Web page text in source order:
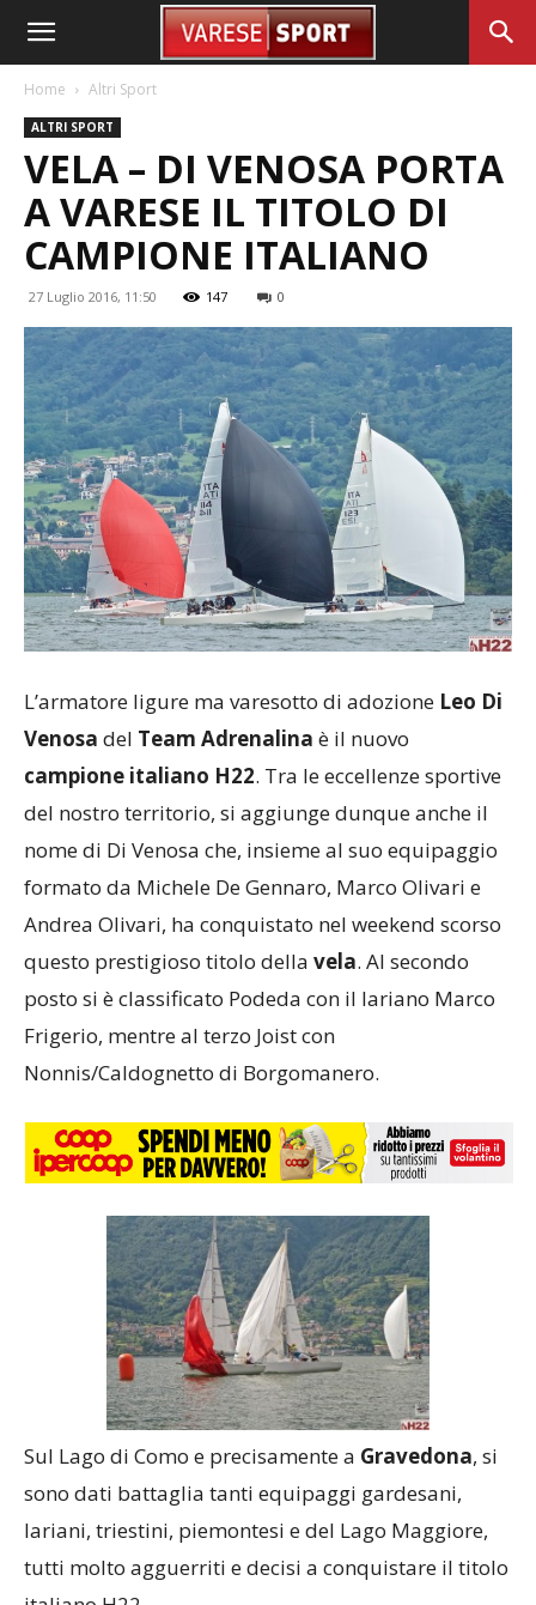
Home Altri Sport
ALTRI SPORT
VELA – DI VENOSA PORTA
A VARESE IL TITOLO DI
CAMPIONE ITALIANO
27 Luglio 2016, 11:50 147 0
L’armatore ligure ma varesotto di adozione Leo Di
Venosa del Team Adrenalina è il nuovo
campione italiano H22. Tra le eccellenze sportive
del nostro territorio, si aggiunge dunque anche il
nome di Di Venosa che, insieme al suo equipaggio
formato da Michele De Gennaro, Marco Olivari e
Andrea Olivari, ha conquistato nel weekend scorso
questo prestigioso titolo della vela. Al secondo
posto si è classificato Podeda con il lariano Marco
Frigerio, mentre al terzo Joist con
Nonnis/Caldognetto di Borgomanero.
Sul Lago di Como e precisamente a
sono dati battaglia tanti equipaggi gardesani,
lariani, triestini, piemontesi e del Lago Maggiore,
tutti molto agguerriti e decisi a conquistare il titolo